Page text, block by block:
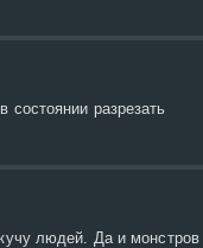
разрезать
людей. Да и монстров